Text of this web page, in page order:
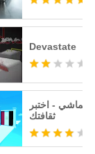
Devastate
- اختبر
ثقافتك